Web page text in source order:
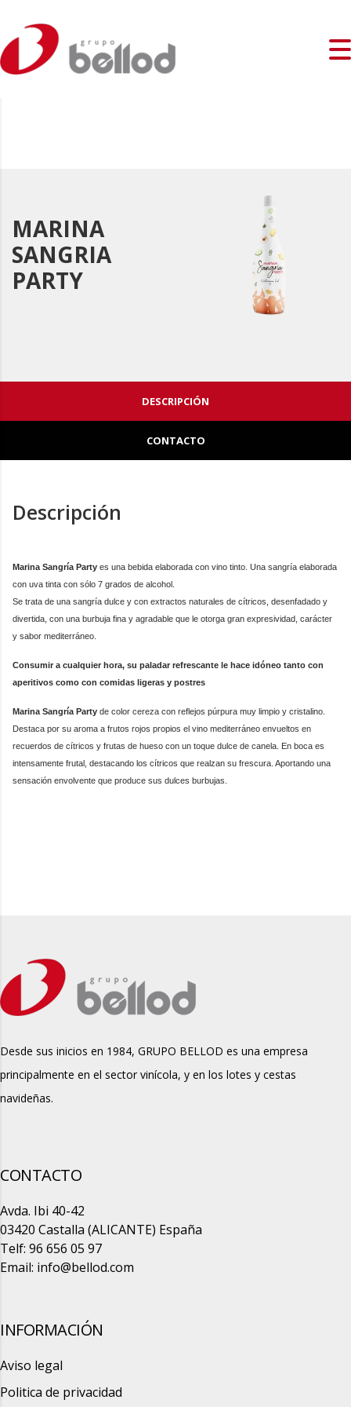
MARINA
SANGRIA
PARTY
DESCRIPCIÓN
CONTACTO
Descripción
Marina Sangría Party es una bebida elaborada con vino tinto. Una sangría elaborada
con uva tinta con sólo 7 grados de alcohol.
Se trata de una sangría dulce y con extractos naturales de cítricos, desenfadado y
divertida, con una burbuja fina y agradable que le otorga gran expresividad, carácter
y sabor mediterráneo.
Consumir a cualquier hora, su paladar refrescante le hace idóneo tanto con
aperitivos como con comidas ligeras y postres
Marina Sangría Party de color cereza con reflejos púrpura muy limpio y cristalino.
Destaca por su aroma a frutos rojos propios el vino mediterráneo envueltos en
recuerdos de cítricos y frutas de hueso con un toque dulce de canela. En boca es
intensamente frutal, destacando los cítricos que realzan su frescura. Aportando una
sensación envolvente que produce sus dulces burbujas.
Desde sus inicios en 1984, GRUPO BELLOD es una empresa
principalmente en el sector vinícola, y en los lotes y cestas
navideñas.
CONTACTO
Avda. Ibi 40-42
03420 Castalla (ALICANTE) España
Telf: 96 656 05 97
Email: info@bellod.com
INFORMACIÓN
Aviso legal
Politica de privacidad